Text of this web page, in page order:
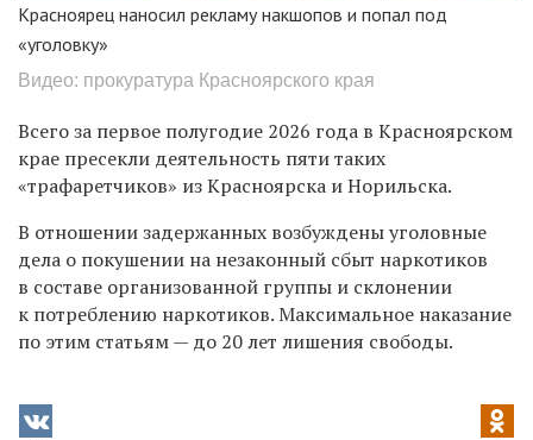
Красноярец наносил рекламу накшопов и попал под
«уголовку»
Видео: прокуратура Красноярского края
Всего за первое полугодие 2026 года в Красноярском
крае пресекли деятельность пяти таких
«трафаретчиков» из Красноярска и Норильска.
В отношении задержанных возбуждены уголовные
дела о покушении на незаконный сбыт наркотиков
в составе организованной группы и склонении
к потреблению наркотиков. Максимальное наказание
по этим статьям — до 20 лет лишения свободы.